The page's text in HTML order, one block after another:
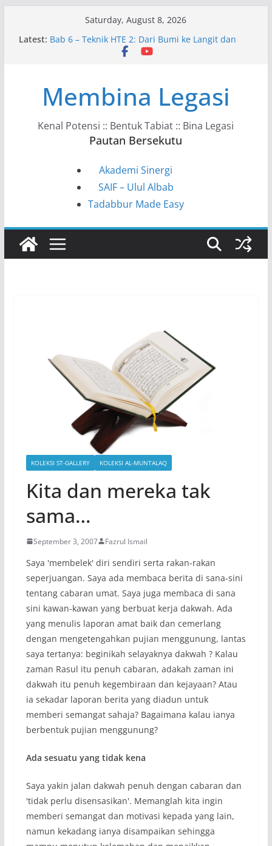
Saturday, August 8, 2026
Latest: Bab 6 – Teknik HTE 2: Dari Bumi ke Langit dan
Bab 8 – Kunci Tadabbur HTE
Bab 7 – Model VAHC–KSSTS–ITPPF
Membina Legasi
Kenal Potensi :: Bentuk Tabiat :: Bina Legasi
Pautan Bersekutu
Akademi Sinergi
SAIF – Ulul Albab
Tadabbur Made Easy
KOLEKSI ST-GALLERY KOLEKSI AL-MUNTALAQ
Kita dan mereka tak
sama…
September 3, 2007 Fazrul Ismail
Saya 'membelek' diri sendiri serta rakan-rakan
seperjuangan. Saya ada membaca berita di sana-sini
tentang cabaran umat. Saya juga membaca di sana
sini kawan-kawan yang berbuat kerja dakwah. Ada
yang menulis laporan amat baik dan cemerlang
dengan mengetengahkan pujian menggunung, lantas
saya tertanya: beginikah selayaknya dakwah ? Kalau
zaman Rasul itu penuh cabaran, adakah zaman ini
dakwah itu penuh kegembiraan dan kejayaan? Atau
ia sekadar laporan berita yang diadun untuk
memberi semangat sahaja? Bagaimana kalau ianya
berbentuk pujian menggunung?
Ada sesuatu yang tidak kena
Saya yakin jalan dakwah penuh dengan cabaran dan
'tidak perlu disensasikan'. Memanglah kita ingin
memberi semangat dan motivasi kepada yang lain,
namun kekadang ianya disampaikan sehingga